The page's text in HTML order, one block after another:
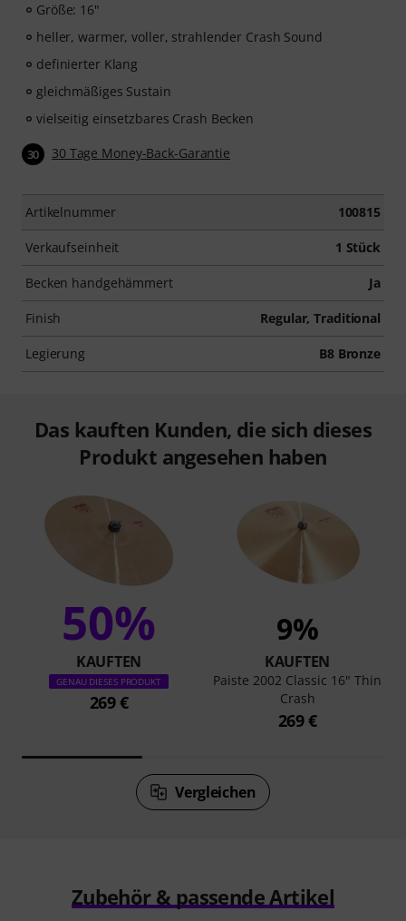
Größe: 16"
heller, warmer, voller, strahlender Crash Sound
definierter Klang
gleichmäßiges Sustain
vielseitig einsetzbares Crash Becken
30 30 Tage Money-Back-Garantie
Artikelnummer 100815
Verkaufseinheit 1 Stück
Becken handgehämmert Ja
Finish Regular, Traditional
Legierung B8 Bronze
Das kauften Kunden, die sich dieses
Produkt angesehen haben
50%
KAUFTEN
GENAU DIESES PRODUKT
269 €
9%
KAUFTEN
Paiste 2002 Classic 16" Thin
Crash
269 €
Vergleichen
Zubehör & passende Artikel